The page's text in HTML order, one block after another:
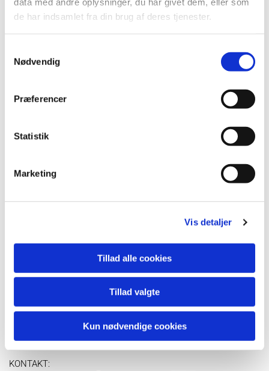
de har indsamlet fra din brug af deres tjenester.
Nødvendig
Præferencer
Statistik
Marketing
Vis detaljer
Tillad alle cookies
Tillad valgte
Kun nødvendige cookies
Fladebrænding af ukrudt. Artikel af Julie Schou
2021.
Sprøjtedemonstration i æbler. Artikel af Niels
Enggaard Klausen og Annemarie Bisgaard,
Udbringning af mikrobiologiske midler. Artikel af
Lene Eva Christensen og Niels Enggaard Klausen,
Ny sprøjteteknologi i frugtavl. Artikel af Niels
Præcis sprøjtning med kontaktmidler. Artikel af
Højtrykskærresprøjte vs. lavtrykssprøjte. Artikel af
KONTAKT: